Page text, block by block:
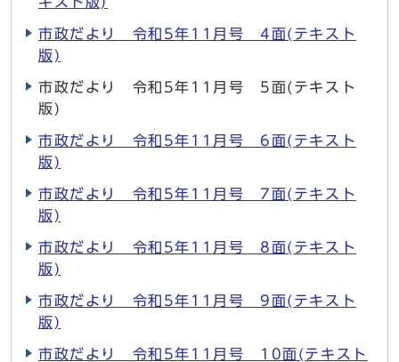
市政だより 令和5年11月号 4面(テキスト
版)
市政だより 令和5年11月号 5面(テキスト
版)
市政だより 令和5年11月号 6面(テキスト
版)
市政だより 令和5年11月号 7面(テキスト
版)
市政だより 令和5年11月号 8面(テキスト
版)
市政だより 令和5年11月号 9面(テキスト
版)
市政だより 令和5年11月号 10面(テキスト